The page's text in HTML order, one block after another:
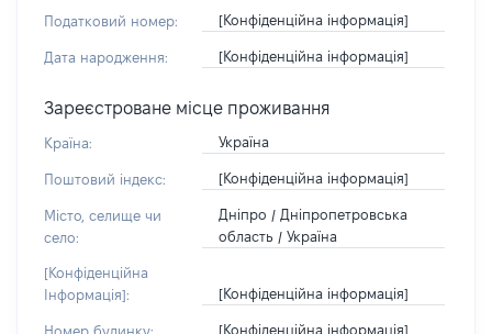
Податковий номер: [Конфіденційна інформація]
Дата народження: [Конфіденційна інформація]
Зареєстроване місце проживання
Країна: Україна
Поштовий індекс: [Конфіденційна інформація]
Місто, селище чи
село:
Дніпро / Дніпропетровська
область / Україна
[Конфіденційна
Інформація]:
[Конфіденційна інформація]
Номер будинку: [Конфіденційна інформація]